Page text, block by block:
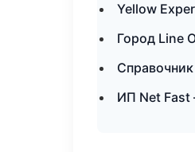
Yellow
Город Line
ИП Net